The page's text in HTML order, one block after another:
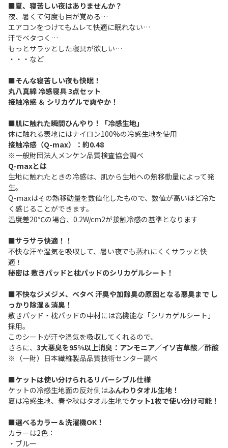
■夏、寝苦しい夜はありませんか？
夜、暑くて何度も目が覚める…
エアコンをつけてもムレて快適に眠れない…
汗でベタつく…
もっとサラッとした寝具が欲しい…
・・・など
■そんな寝苦しい夜も快眠！
丸八真綿 冷感寝具 3点セット
接触冷感 ＆ シリカゲルで爽やか！
■肌に触れた瞬間ひんやり！「冷感生地」
体に触れる表地にはナイロン100%の冷感生地を使用
接触冷感（Q-max）：約0.48
※一般財団法人メンケン品質検査協会調べ
Q-maxとは
生地に触れたときの冷感は、肌から生地への熱移動量によって発
生。
Q-maxはその熱移動量を数値化したもので、数値が高いほど冷た
く感じることができます。
温度差20℃の場合、0.2W/cm2が接触冷感の基準となります
■サラサラ快適！！
不快な汗や湿気を吸収して、暑い夜でも蒸れにくくサラッと快
適！
秘密は 敷きパッドと枕パッドのシリカゲルシート！
■不快なジメジメ、ベタベ 汗臭や加齢臭の原因となる悪臭まで し
っかり除湿＆消臭！
敷きパッド・枕パッドの中材には高機能な「シリカゲルシート」
採用。
このシートが汗や湿気を吸収してくれるので、
さらに、 3大悪臭を95%以上消臭：アンモニア／イソ吉草酸／酢酸
※（一財）日本繊維製品品質技術センター調べ
■ケットは使い分けられるリバーシブル仕様
ケットの冷感生地面の反対側はふんわりタオル生地！
夏は冷感生地、春や秋はタオル生地でケット1枚で使い分け可能！
■選べるカラー＆洗濯機OK！
カラーは2色：
・ブルー